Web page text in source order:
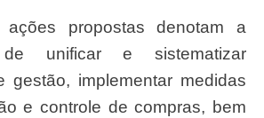
de unificar e sistematizar
gestão, implementar medidas
e controle de compras, bem